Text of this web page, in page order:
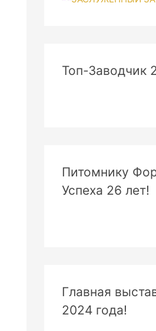
Топ-Заводчик
Питомнику
Успеха 26 лет!
Главная
2024 года!